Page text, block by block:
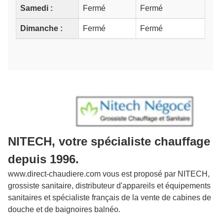
Samedi : Fermé Fermé
Dimanche : Fermé Fermé
NITECH, votre spécialiste chauffage
depuis 1996.
www.direct-chaudiere.com vous est proposé par NITECH,
grossiste sanitaire, distributeur d'appareils et équipements
sanitaires et spécialiste français de la vente de cabines de
douche et de baignoires balnéo.